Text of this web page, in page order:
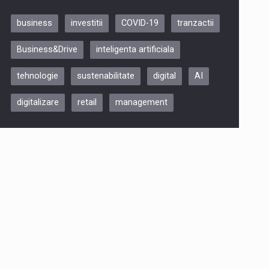
ARTEMIS LETO, ORADEA, 8
Oradea – 8 Oct 2026
business investitii COVID-19 tranzactii
Business&Drive inteligenta artificiala
tehnologie sustenabilitate digital AI
digitalizare retail management